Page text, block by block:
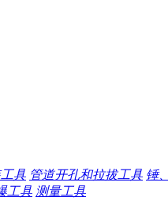
具 管道开孔和拉拔工具 锤
工具 测量工具